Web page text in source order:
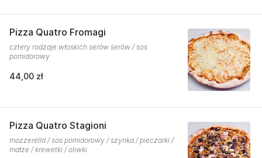
Pizza Quatro Fromagi
cztery rodzaje włoskich serów serów / sos
pomidorowy
44,00 zł
Pizza Quatro Stagioni
mozzerella / sos pomidorowy / szynka / pieczarki /
małże / krewetki / oliwki